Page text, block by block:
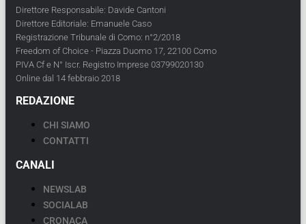
Direttore Responsabile: Davide Cantoni
Direttore Editoriale: Emanuele Caso
Registrazione Tribunale di Como: n°2/2018
Freedom of Choice - Piazza Duomo 17, 22100 Como
PIVA Cf e N° Iscr. Registro Imprese 03799020130
Online dal 14 febbraio 2018
REDAZIONE
CHI SIAMO
CONTATTI
CANALI
NEWSLAB
SOCIALAB
CRONACA